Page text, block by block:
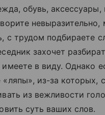
обувь, аксессуары,
невыразительно,
с трудом подбираете
захочет
в виду. Однако
«ляпы», из-за которых,
из вежливости
суть ваших слов.